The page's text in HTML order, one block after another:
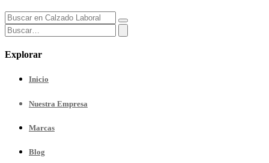
Explorar
Inicio
Nuestra Empresa
Marcas
Blog